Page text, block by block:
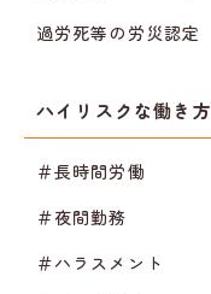
過労死等の労災認定
ハイリスクな働き方
＃長時間労働
＃夜間勤務
＃ハラスメント